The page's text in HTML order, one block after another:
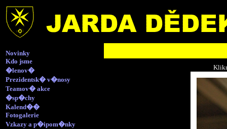
Novinky
Kdo jsme
�lenov�
Prezidentsk� v�nosy
Teamov� akce
�sp�chy
Kalend��
Fotogalerie
Vzkazy a p�ipom�nky